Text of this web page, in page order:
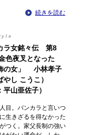
続きを読む
ラ女銘々伝 第8
夜叉となった
の女」 小林孝子
やし こうこ）
平山亜佐子）
目。バンカラと言いつ
生きざるを得なかった
つく。家父長制の強い